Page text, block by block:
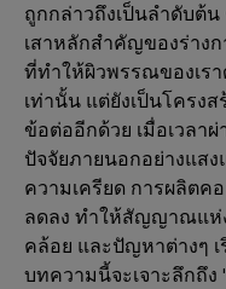
ถูกกล่าวถึงเป็นลำดับต้
เสาหลักสำคัญของร่าง
ที่ทำให้ผิวพรรณของเร
เท่านั้น แต่ยังเป็นโครง
ข้อต่ออีกด้วย เมื่อเวลา
ปัจจัยภายนอกอย่างแส
ความเครียด การผลิตค
ลดลง ทำให้สัญญาณแห่
คล้อย และปัญหาต่างๆ
บทความนี้จะเจาะลึกถึง